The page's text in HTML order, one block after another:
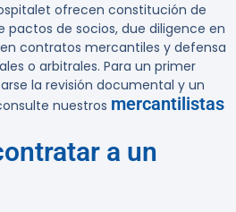
ofrecen constitución de
pactos de socios, due diligence en
contratos mercantiles y defensa
o arbitrales. Para un primer
la revisión documental y un
nuestros mercantilistas
a un